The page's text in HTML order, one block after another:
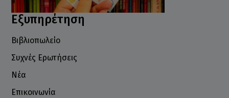
Εξυπηρέτηση
Βιβλιοπωλείο
Συχνές Ερωτήσεις
Νέα
Επικοινωνία